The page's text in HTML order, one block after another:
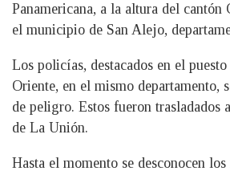
Panamericana, a la altura del cantón
el municipio de San Alejo,
Los policías, destacados en el
Oriente, en el mismo departamento,
de peligro. Estos fueron trasladados
de La Unión.
Hasta el momento se desconocen